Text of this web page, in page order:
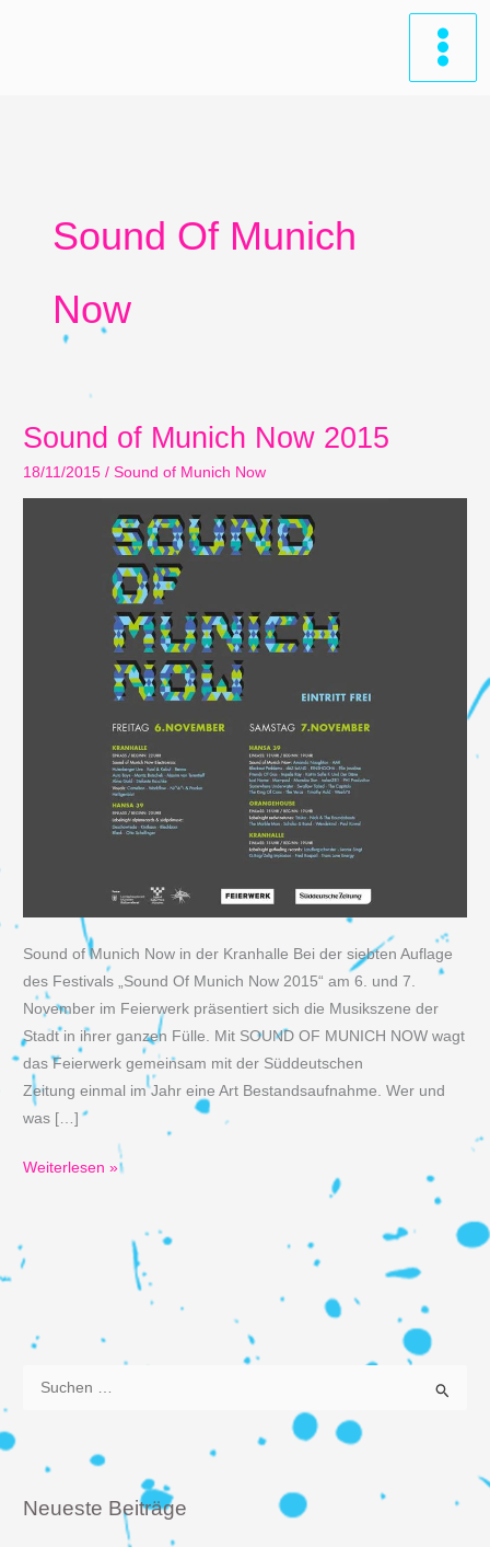
Sound Of Munich
Now
Sound of Munich Now 2015
18/11/2015/Sound of Munich Now
Sound of Munich Now in der Kranhalle Bei der siebten Auflage
des Festivals „Sound Of Munich Now 2015“ am 6. und 7.
November im Feierwerk präsentiert sich die Musikszene der
Stadt in ihrer ganzen Fülle. Mit SOUND OF MUNICH NOW wagt
das Feierwerk gemeinsam mit der Süddeutschen
Zeitung einmal im Jahr eine Art Bestandsaufnahme. Wer und
was […]
Sound
Now
Weiterlesen »
eNeueste Beiträge